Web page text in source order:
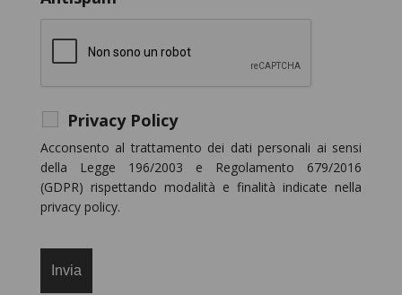
Privacy Policy
Acconsento al trattamento dei dati personali ai sensi
della Legge 196/2003 e Regolamento 679/2016
(GDPR) rispettando modalità e finalità indicate nella
privacy policy.